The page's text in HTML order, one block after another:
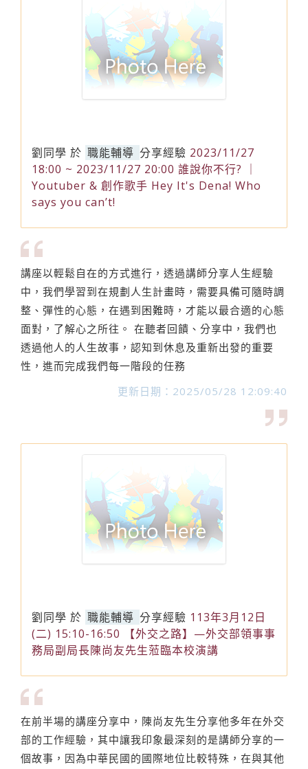
劉同學 於 職能輔導 分享經驗 2023/11/27
18:00 ~ 2023/11/27 20:00 誰說你不行? ｜
Youtuber & 創作歌手 Hey It's Dena! Who
says you can’t!
講座以輕鬆自在的方式進行，透過講師分享人生經驗
中，我們學習到在規劃人生計畫時，需要具備可隨時調
整、彈性的心態，在遇到困難時，才能以最合適的心態
面對，了解心之所往。 在聽者回饋、分享中，我們也
透過他人的人生故事，認知到休息及重新出發的重要
性，進而完成我們每一階段的任務
更新日期：2025/05/28 12:09:40
劉同學 於 職能輔導 分享經驗 113年3月12日
(二) 15:10-16:50 【外交之路】—外交部領事事
務局副局長陳尚友先生蒞臨本校演講
在前半場的講座分享中，陳尚友先生分享他多年在外交
部的工作經驗，其中讓我印象最深刻的是講師分享的一
個故事，因為中華民國的國際地位比較特殊，在與其他